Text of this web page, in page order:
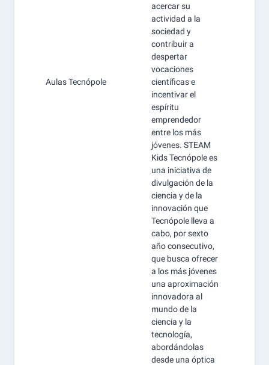
Aulas Tecnópole
acercar su
actividad a la
sociedad y
contribuir a
despertar
vocaciones
científicas e
incentivar el
espíritu
emprendedor
entre los más
jóvenes. STEAM
Kids Tecnópole es
una iniciativa de
divulgación de la
ciencia y de la
innovación que
Tecnópole lleva a
cabo, por sexto
año consecutivo,
que busca ofrecer
a los más jóvenes
una aproximación
innovadora al
mundo de la
ciencia y la
tecnología,
abordándolas
desde una óptica